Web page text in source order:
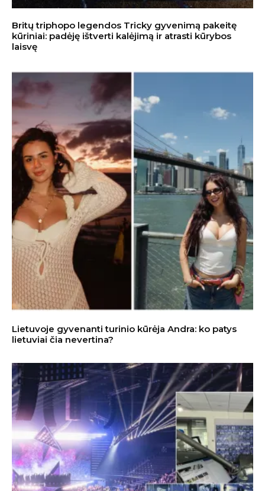
Britų triphopo legendos Tricky gyvenimą pakeitę
kūriniai: padėję ištverti kalėjimą ir atrasti kūrybos
laisvę
Lietuvoje gyvenanti turinio kūrėja Andra: ko patys
lietuviai čia nevertina?